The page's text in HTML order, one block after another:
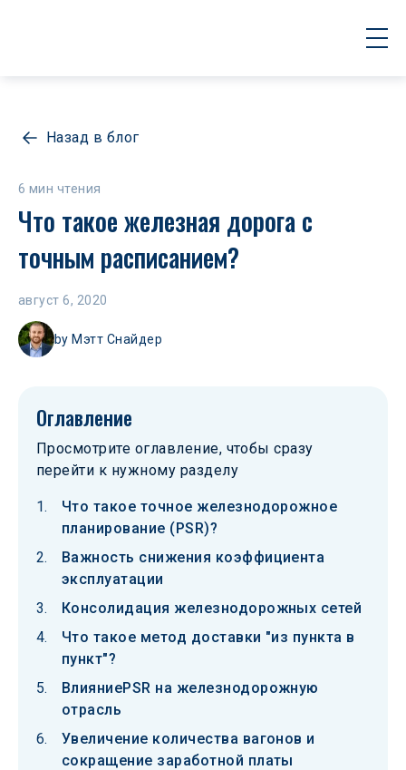
Назад в блог
6 мин чтения
Что такое железная дорога с
точным расписанием?
август 6, 2020
by Мэтт Снайдер
Оглавление
Просмотрите оглавление, чтобы сразу
перейти к нужному разделу
Что такое точное железнодорожное
планирование (PSR)?
Важность снижения коэффициента
эксплуатации
Консолидация железнодорожных сетей
Что такое метод доставки "из пункта в
пункт"?
ВлияниеPSR на железнодорожную
отрасль
Увеличение количества вагонов и
сокращение заработной платы